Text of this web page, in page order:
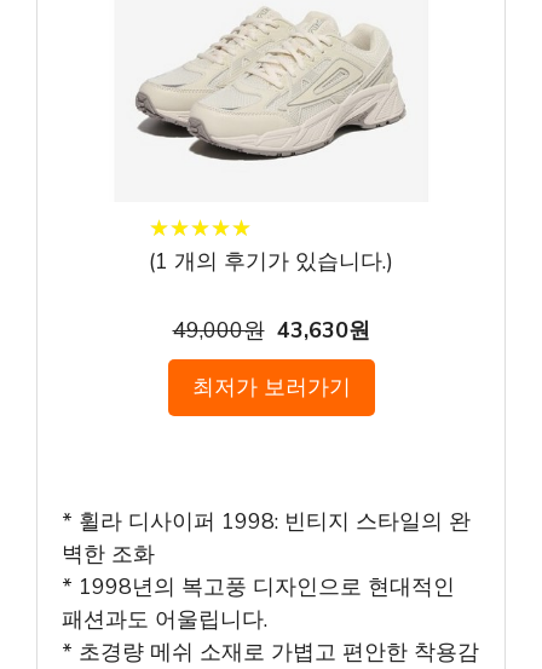
★★★★★
★★★★★
(1 개의 후기가 있습니다.)
49,000원 43,630원
최저가 보러가기
* 휠라 디사이퍼 1998: 빈티지 스타일의 완
벽한 조화
* 1998년의 복고풍 디자인으로 현대적인
패션과도 어울립니다.
* 초경량 메쉬 소재로 가볍고 편안한 착용감